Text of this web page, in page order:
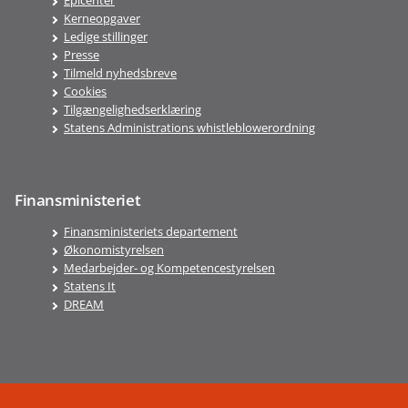
Kerneopgaver
Ledige stillinger
Presse
Tilmeld nyhedsbreve
Cookies
Tilgængelighedserklæring
Statens Administrations whistleblowerordning
Finansministeriet
Finansministeriets departement
Økonomistyrelsen
Medarbejder- og Kompetencestyrelsen
Statens It
DREAM